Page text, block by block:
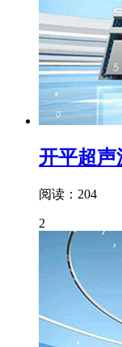
开平超声
阅读：204
2